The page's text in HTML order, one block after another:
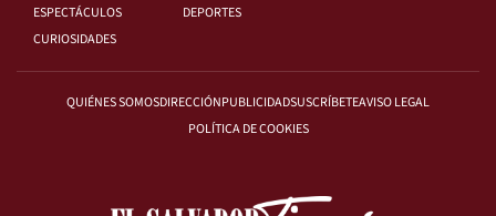
ESPECTÁCULOS
DEPORTES
CURIOSIDADES
QUIÉNES SOMOSDIRECCIÓNPUBLICIDADSUSCRÍBETEAVISO LEGAL
POLÍTICA DE COOKIES